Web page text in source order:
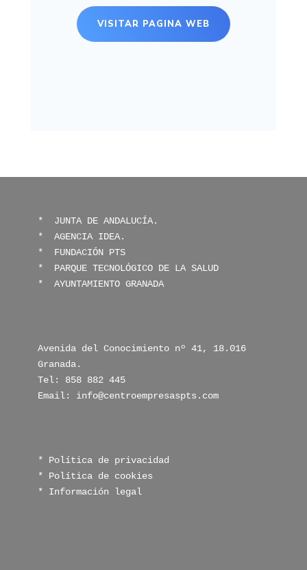
VISITAR PAGINA WEB
*
JUNTA DE ANDALUCÍA.
* AGENCIA IDEA.
* FUNDACIÓN PTS
*
PARQUE TECNOLÓGICO DE LA SALUD
*
AYUNTAMIENTO GRANADA
Avenida del Conocimiento nº 41, 18.016
Granada.
Tel: 858 882 445
Email: info@centroempresaspts.com
* Política de privacidad
* Política de cookies
* Información legal